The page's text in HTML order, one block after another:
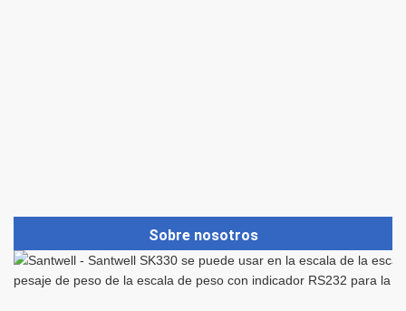
Sobre nosotros